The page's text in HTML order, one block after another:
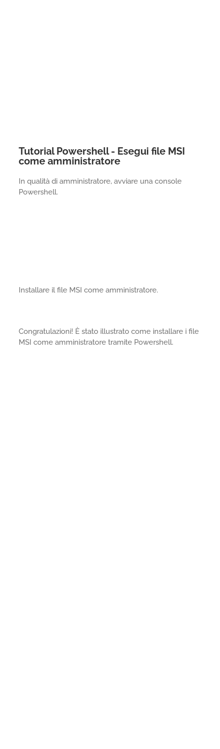
Tutorial Powershell - Esegui file MSI
come amministratore
In qualità di amministratore, avviare una console
Powershell.
Installare il file MSI come amministratore.
Congratulazioni! È stato illustrato come installare i file
MSI come amministratore tramite Powershell.